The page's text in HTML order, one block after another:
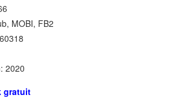
MOBI, FB2
2020
gratuit